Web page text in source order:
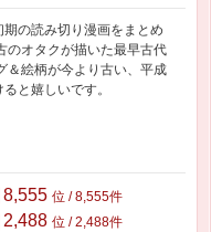
の読み切り漫画をまとめ
のオタクが描いた最早古代
＆絵柄が今より古い、平成
と嬉しいです。
8,555 位 / 8,555件
2,488 位 / 2,488件